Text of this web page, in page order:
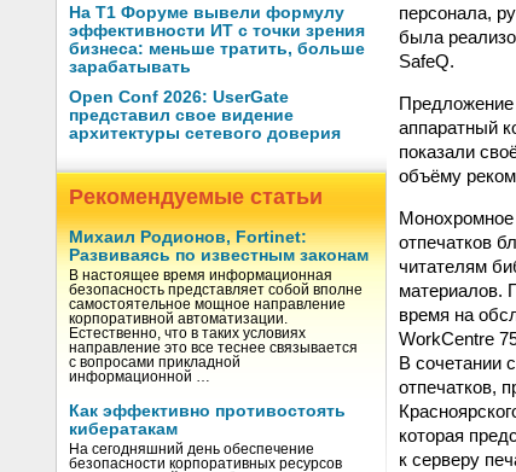
На Т1 Форуме вывели формулу
эффективности ИТ с точки зрения
бизнеса: меньше тратить, больше
зарабатывать
Open Conf 2026: UserGate
представил свое видение
архитектуры сетевого доверия
Рекомендуемые статьи
Михаил Родионов, Fortinet:
Развиваясь по известным законам
В настоящее время информационная
безопасность представляет собой вполне
самостоятельное мощное направление
корпоративной автоматизации.
Естественно, что в таких условиях
направление это все теснее связывается
с вопросами прикладной
информационной …
Как эффективно противостоять
кибератакам
На сегодняшний день обеспечение
безопасности корпоративных ресурсов
персонала,
была
SafeQ.
аппаратный
показали
объёму
Монохромное
отпечатков
читателям
материалов.
время на
WorkCentre
В сочетании
отпечатков,
которая
к серверу